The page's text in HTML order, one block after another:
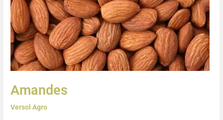
Amandes
Versol Agro